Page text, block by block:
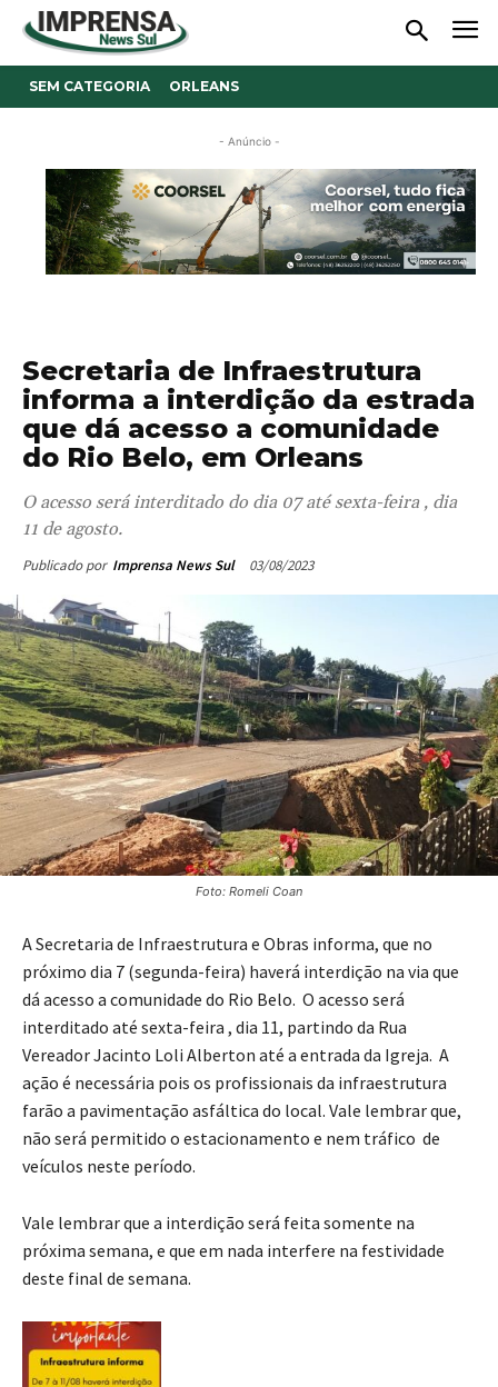
SEM CATEGORIA ORLEANS
- Anúncio -
Secretaria de Infraestrutura
informa a interdição da estrada
que dá acesso a comunidade
do Rio Belo, em Orleans
O acesso será interditado do dia 07 até sexta-feira , dia
11 de agosto.
Publicado por Imprensa News Sul 03/08/2023
Foto: Romeli Coan
A Secretaria de Infraestrutura e Obras informa, que no
próximo dia 7 (segunda-feira) haverá interdição na via que
dá acesso a comunidade do Rio Belo. O acesso será
interditado até sexta-feira , dia 11, partindo da Rua
Vereador Jacinto Loli Alberton até a entrada da Igreja. A
ação é necessária pois os profissionais da infraestrutura
farão a pavimentação asfáltica do local. Vale lembrar que,
não será permitido o estacionamento e nem tráfico de
veículos neste período.
Vale lembrar que a interdição será feita somente na
próxima semana, e que em nada interfere na festividade
deste final de semana.